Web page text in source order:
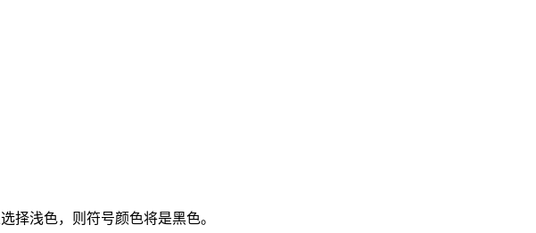
择浅色，则符号颜色将是黑色。